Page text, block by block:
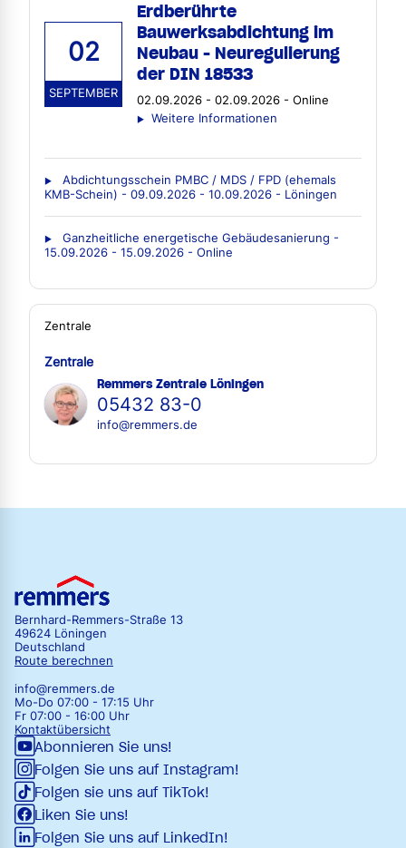
02
SEPTEMBER
Erdberührte
Bauwerksabdichtung im
Neubau - Neuregulierung
der DIN 18533
02.09.2026 - 02.09.2026 - Online
Weitere Informationen
Abdichtungsschein PMBC / MDS / FPD (ehemals
KMB-Schein) - 09.09.2026 - 10.09.2026 - Löningen
Ganzheitliche energetische Gebäudesanierung -
15.09.2026 - 15.09.2026 - Online
Zentrale
Zentrale
Remmers Zentrale Löningen
05432 83-0
info@remmers.de
Bernhard-Remmers-Straße 13
49624 Löningen
Deutschland
Route berechnen
info@remmers.de
Mo-Do 07:00 - 17:15 Uhr
Fr 07:00 - 16:00 Uhr
Kontaktübersicht
Abonnieren Sie uns!
Folgen Sie uns auf Instagram!
Folgen sie uns auf TikTok!
Liken Sie uns!
Folgen Sie uns auf LinkedIn!